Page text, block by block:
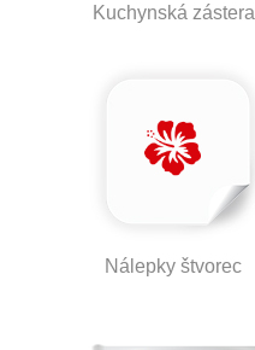
Kuchynská zástera
Nálepky štvorec